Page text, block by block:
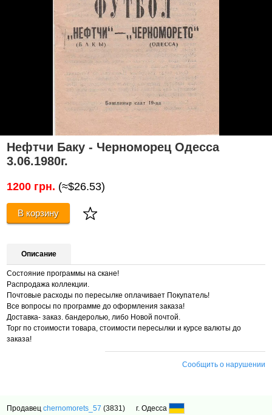
Нефтчи Баку - Черноморец Одесса
3.06.1980г.
1200 грн. (≈$26.53)
В корзину
Описание
Состояние программы на скане!
Распродажа коллекции.
Почтовые расходы по пересылке оплачивает Покупатель!
Все вопросы по программе до оформления заказа!
Доставка- заказ. бандеролью, либо Новой почтой.
Торг по стоимости товара, стоимости пересылки и курсе валюты до
заказа!
Сообщить о нарушении
Продавецchernomorets_57 (3831) г. Одесса